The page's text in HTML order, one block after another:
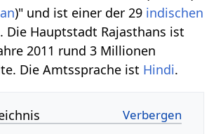
)" und ist einer der 29 indischen
. Die Hauptstadt Rajasthans ist
2011 rund 3 Millionen
Die Amtssprache ist Hindi.